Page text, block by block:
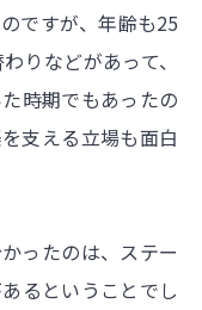
ですが、年齢も25
りなどがあって、
時期でもあったの
支える立場も面白
ったのは、ステー
るということでし